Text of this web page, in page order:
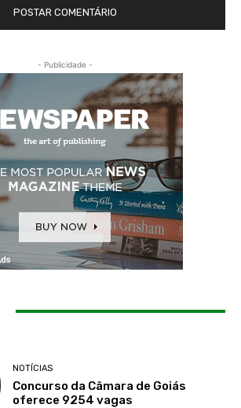
- Publicidade -
NOTÍCIAS
Concurso da Câmara de Goiás
oferece 9254 vagas